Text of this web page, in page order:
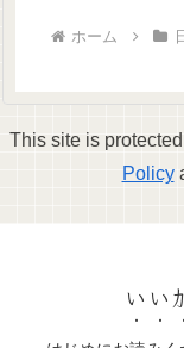
ホーム
This site is
Policy
いい